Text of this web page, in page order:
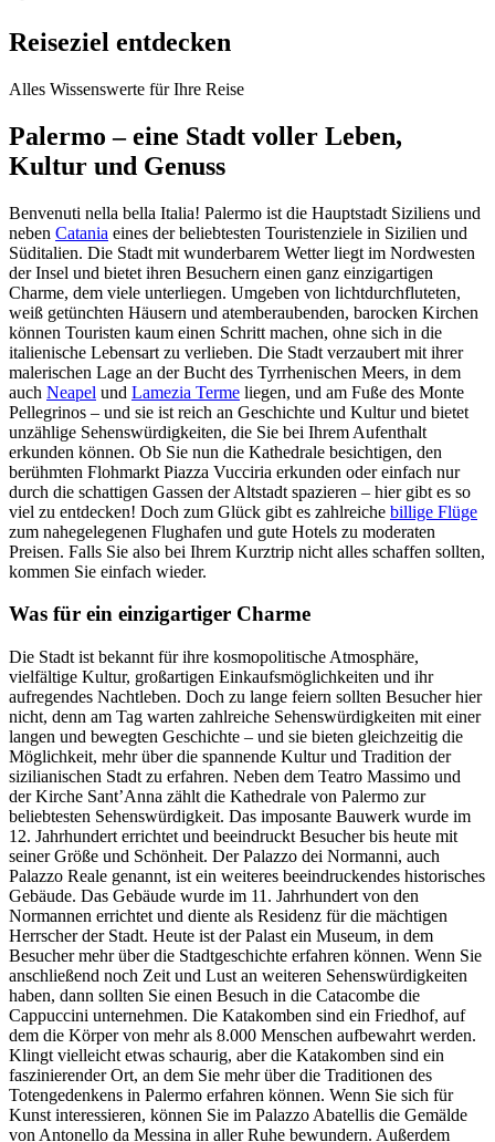
Reiseziel entdecken
Alles Wissenswerte für Ihre Reise
Palermo – eine Stadt voller Leben,
Kultur und Genuss
Benvenuti nella bella Italia! Palermo ist die Hauptstadt Siziliens und
neben Catania eines der beliebtesten Touristenziele in Sizilien und
Süditalien. Die Stadt mit wunderbarem Wetter liegt im Nordwesten
der Insel und bietet ihren Besuchern einen ganz einzigartigen
Charme, dem viele unterliegen. Umgeben von lichtdurchfluteten,
weiß getünchten Häusern und atemberaubenden, barocken Kirchen
können Touristen kaum einen Schritt machen, ohne sich in die
italienische Lebensart zu verlieben. Die Stadt verzaubert mit ihrer
malerischen Lage an der Bucht des Tyrrhenischen Meers, in dem
auch Neapel und Lamezia Terme liegen, und am Fuße des Monte
Pellegrinos – und sie ist reich an Geschichte und Kultur und bietet
unzählige Sehenswürdigkeiten, die Sie bei Ihrem Aufenthalt
erkunden können. Ob Sie nun die Kathedrale besichtigen, den
berühmten Flohmarkt Piazza Vucciria erkunden oder einfach nur
durch die schattigen Gassen der Altstadt spazieren – hier gibt es so
viel zu entdecken! Doch zum Glück gibt es zahlreiche billige Flüge
zum nahegelegenen Flughafen und gute Hotels zu moderaten
Preisen. Falls Sie also bei Ihrem Kurztrip nicht alles schaffen sollten,
kommen Sie einfach wieder.
Was für ein einzigartiger Charme
Die Stadt ist bekannt für ihre kosmopolitische Atmosphäre,
vielfältige Kultur, großartigen Einkaufsmöglichkeiten und ihr
aufregendes Nachtleben. Doch zu lange feiern sollten Besucher hier
nicht, denn am Tag warten zahlreiche Sehenswürdigkeiten mit einer
langen und bewegten Geschichte – und sie bieten gleichzeitig die
Möglichkeit, mehr über die spannende Kultur und Tradition der
sizilianischen Stadt zu erfahren. Neben dem Teatro Massimo und
der Kirche Sant’Anna zählt die Kathedrale von Palermo zur
beliebtesten Sehenswürdigkeit. Das imposante Bauwerk wurde im
12. Jahrhundert errichtet und beeindruckt Besucher bis heute mit
seiner Größe und Schönheit. Der Palazzo dei Normanni, auch
Palazzo Reale genannt, ist ein weiteres beeindruckendes historisches
Gebäude. Das Gebäude wurde im 11. Jahrhundert von den
Normannen errichtet und diente als Residenz für die mächtigen
Herrscher der Stadt. Heute ist der Palast ein Museum, in dem
Besucher mehr über die Stadtgeschichte erfahren können. Wenn Sie
anschließend noch Zeit und Lust an weiteren Sehenswürdigkeiten
haben, dann sollten Sie einen Besuch in die Catacombe die
Cappuccini unternehmen. Die Katakomben sind ein Friedhof, auf
dem die Körper von mehr als 8.000 Menschen aufbewahrt werden.
Klingt vielleicht etwas schaurig, aber die Katakomben sind ein
faszinierender Ort, an dem Sie mehr über die Traditionen des
Totengedenkens in Palermo erfahren können. Wenn Sie sich für
Kunst interessieren, können Sie im Palazzo Abatellis die Gemälde
von Antonello da Messina in aller Ruhe bewundern. Außerdem